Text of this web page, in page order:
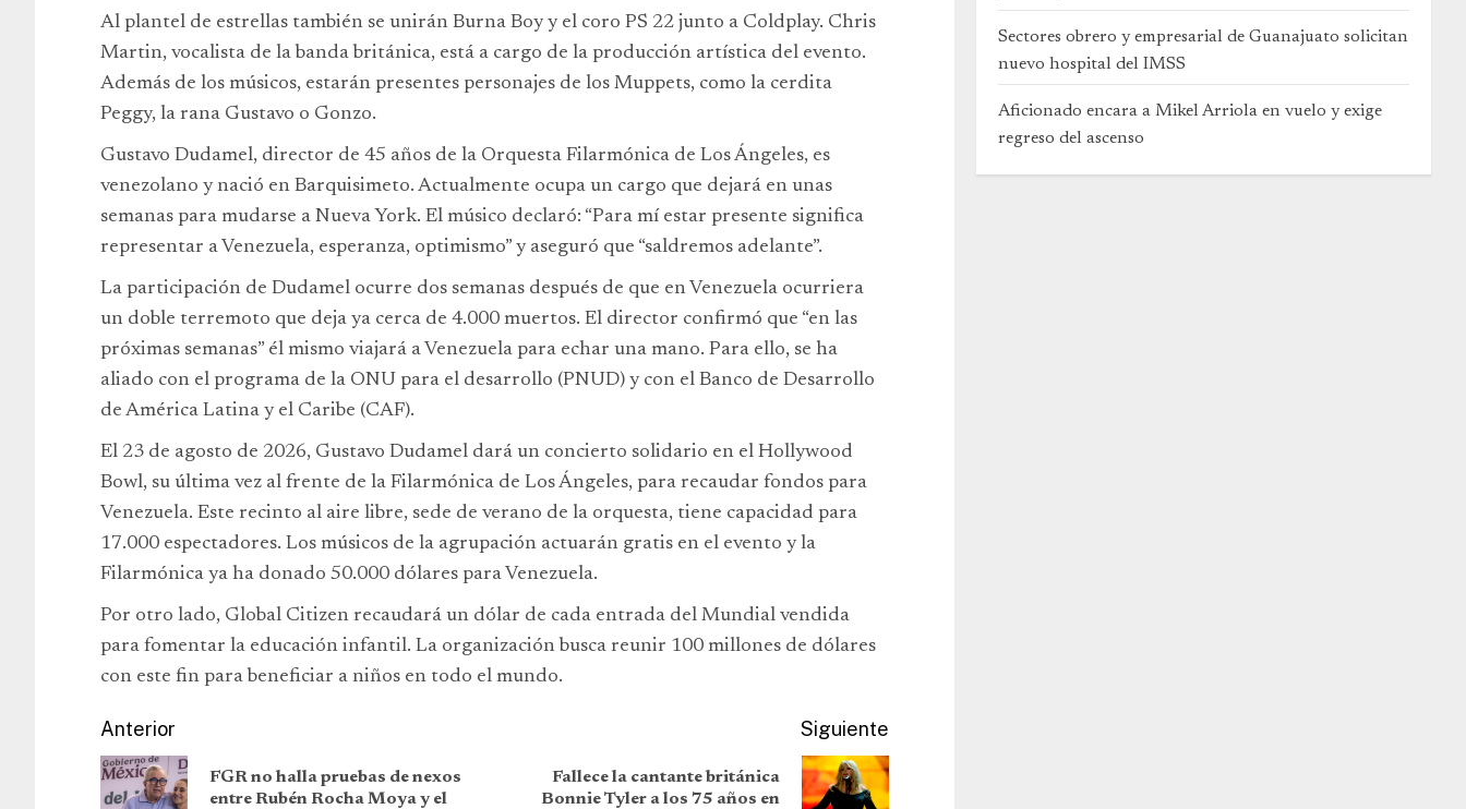
Al plantel de estrellas también se unirán Burna Boy y el coro PS 22 junto a Coldplay. Chris
Martin, vocalista de la banda británica, está a cargo de la producción artística del evento.
Además de los músicos, estarán presentes personajes de los Muppets, como la cerdita
Peggy, la rana Gustavo o Gonzo.
Gustavo Dudamel, director de 45 años de la Orquesta Filarmónica de Los Ángeles, es
venezolano y nació en Barquisimeto. Actualmente ocupa un cargo que dejará en unas
semanas para mudarse a Nueva York. El músico declaró: “Para mí estar presente significa
representar a Venezuela, esperanza, optimismo” y aseguró que “saldremos adelante”.
La participación de Dudamel ocurre dos semanas después de que en Venezuela ocurriera
un doble terremoto que deja ya cerca de 4.000 muertos. El director confirmó que “en las
próximas semanas” él mismo viajará a Venezuela para echar una mano. Para ello, se ha
aliado con el programa de la ONU para el desarrollo (PNUD) y con el Banco de Desarrollo
de América Latina y el Caribe (CAF).
El 23 de agosto de 2026, Gustavo Dudamel dará un concierto solidario en el Hollywood
Bowl, su última vez al frente de la Filarmónica de Los Ángeles, para recaudar fondos para
Venezuela. Este recinto al aire libre, sede de verano de la orquesta, tiene capacidad para
17.000 espectadores. Los músicos de la agrupación actuarán gratis en el evento y la
Filarmónica ya ha donado 50.000 dólares para Venezuela.
Por otro lado, Global Citizen recaudará un dólar de cada entrada del Mundial vendida
para fomentar la educación infantil. La organización busca reunir 100 millones de dólares
con este fin para beneficiar a niños en todo el mundo.
Anterior
FGR no halla pruebas de nexos
entre Rubén Rocha Moya y el
Siguiente
Fallece la cantante británica
Bonnie Tyler a los 75 años en
Sectores obrero y empresarial de Guanajuato solicitan
nuevo hospital del IMSS
Aficionado encara a Mikel Arriola en vuelo y exige
regreso del ascenso